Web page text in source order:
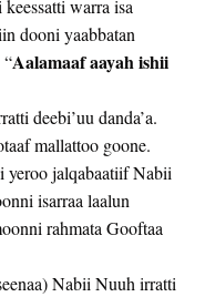
warra isa
dooni yaabbatan
Aalamaaf aayah ishii
deebi’uu danda’a.
mallattoo goone.
yeroo jalqabaatiif Nabii
isarraa laalun
rahmata Gooftaa
Nabii Nuuh irratti